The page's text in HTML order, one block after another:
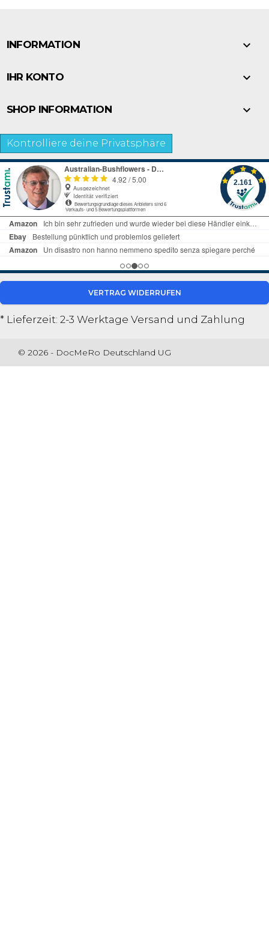
INFORMATION 
IHR KONTO 
SHOP INFORMATION 
Kontrolliere deine Privatsphäre
VERTRAG WIDERRUFEN
* Lieferzeit: 2-3 Werktage Versand und Zahlung
© 2026 - DocMeRo Deutschland UG